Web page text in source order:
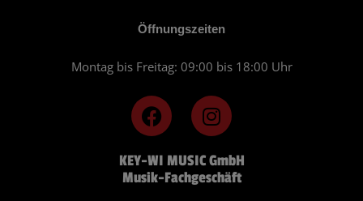
KEY-WI MUSIC GmbH
Musik-Fachgeschäft
F
a
c
e
b
I
n
s
t
a
Öffnungszeiten
Montag bis Freitag: 09:00 bis 18:00 Uhr